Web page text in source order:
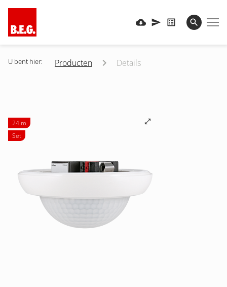
U bent hier: Producten Details
24 m
Set